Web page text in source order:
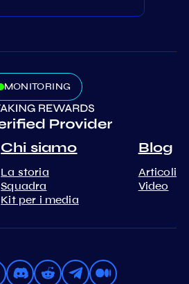
MONITORING
Chi siamo
La storia
Squadra
Kit per i media
Blog
Articoli
Video